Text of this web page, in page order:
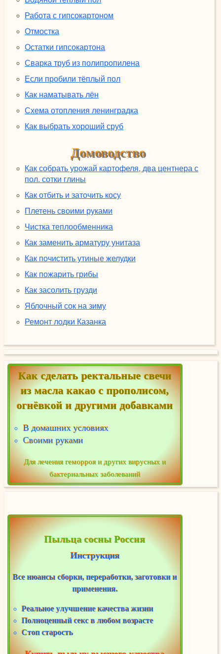
Работа с гипсокартоном
Отмостка
Остатки гипсокартона
Сварка труб из полипропилена
Если пробили тёплый пол
Как наматывать лён
Схема отопления ленинградка
Как выбрать хороший сруб
Домоводство
Как собрать урожай картофеля, два центнера с
пол. сотки глины
Как отбить и заточить косу
Плетень своими руками
Чистка теплообменника
Как заменить арматуру унитаза
Как почистить утиные желудки
Как пожарить грибы
Как засолить грузди
Яблочный сок на зиму
Ремонт лодки Казанка
Как сделать ректальные свечи
из масла какао с прополисом,
огнёвкой и другими добавками
В домашних условиях
Своими руками
Для лечения геморроя и других вирусных и
бактериальных заболеваний
Пыльца сосны Россия
Инструкция
Все нюансы сборки, переработки, заготовки и
применения.
Реальное улучшение качества жизни
Полноценный секс в любом возрасте
Стоп старость